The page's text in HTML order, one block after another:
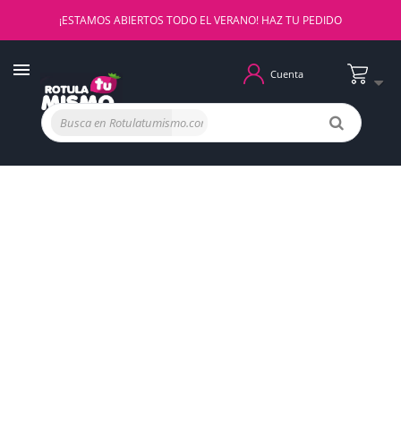
¡ESTAMOS ABIERTOS TODO EL VERANO! HAZ TU PEDIDO
Cuenta